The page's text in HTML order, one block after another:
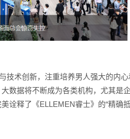
技术创新，注重培养男人强大的内
数据将不断成为各类机构，尤其是
释了《ELLEMEN睿士》的“精确